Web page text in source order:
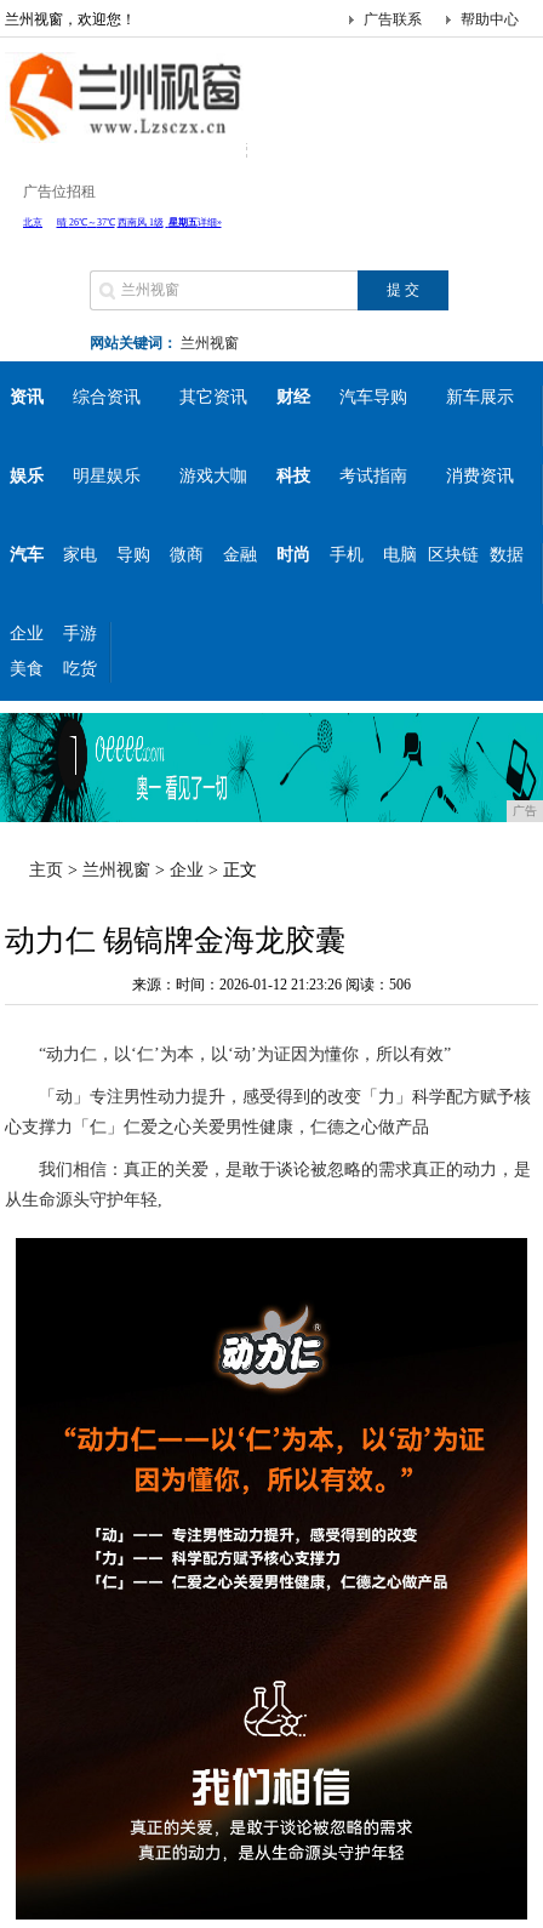
兰州视窗，欢迎您！ 帮助中心
广告联系
广告位招租
网站关键词： 兰州视窗
资讯 综合资讯 其它资讯 财经 汽车导购 新车展示
娱乐 明星娱乐 游戏大咖 科技 考试指南 消费资讯
汽车 家电 导购 微商 金融 时尚 手机 电脑 区块链 数据
企业
手游
美食
吃货
广告
主页 > 兰州视窗 >企业 > 正文
动力仁 锡镐牌金海龙胶囊
来源：时间：2026-01-12 21:23:26 阅读：506
“动力仁，以‘仁’为本，以‘动’为证因为懂你，所以有效”
「动」专注男性动力提升，感受得到的改变「力」科学配方赋予核
心支撑力「仁」仁爱之心关爱男性健康，仁德之心做产品
我们相信：真正的关爱，是敢于谈论被忽略的需求真正的动力，是
从生命源头守护年轻,